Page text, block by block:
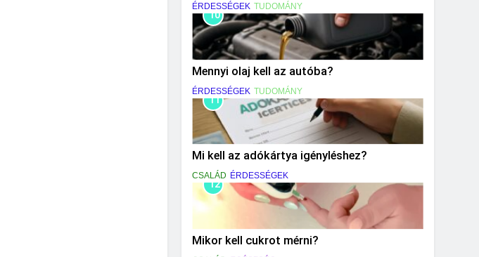
ÉRDESSÉGEK TUDOMÁNY
10
Mennyi olaj kell az autóba?
ÉRDESSÉGEK TUDOMÁNY
11
Mi kell az adókártya igényléshez?
CSALÁD ÉRDESSÉGEK
12
Mikor kell cukrot mérni?